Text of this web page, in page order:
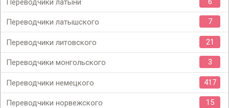
Переводчики латыни
Переводчики латышского 7
Переводчики литовского 21
Переводчики монгольского 3
Переводчики немецкого 417
Переводчики норвежского 15